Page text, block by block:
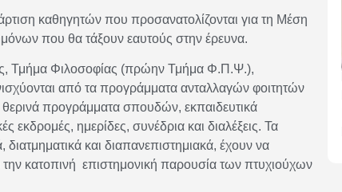
καθηγητών που προσανατολίζονται για τη Μέση
που θα τάξουν εαυτούς στην έρευνα.
Τμήμα Φιλοσοφίας (πρώην Τμήμα Φ.Π.Ψ.),
από τα προγράμματα ανταλλαγών φοιτητών
προγράμματα σπουδών, εκπαιδευτικά
εκδρομές, ημερίδες, συνέδρια και διαλέξεις. Τα
και διαπανεπιστημιακά, έχουν να
κατοπινή επιστημονική παρουσία των πτυχιούχων